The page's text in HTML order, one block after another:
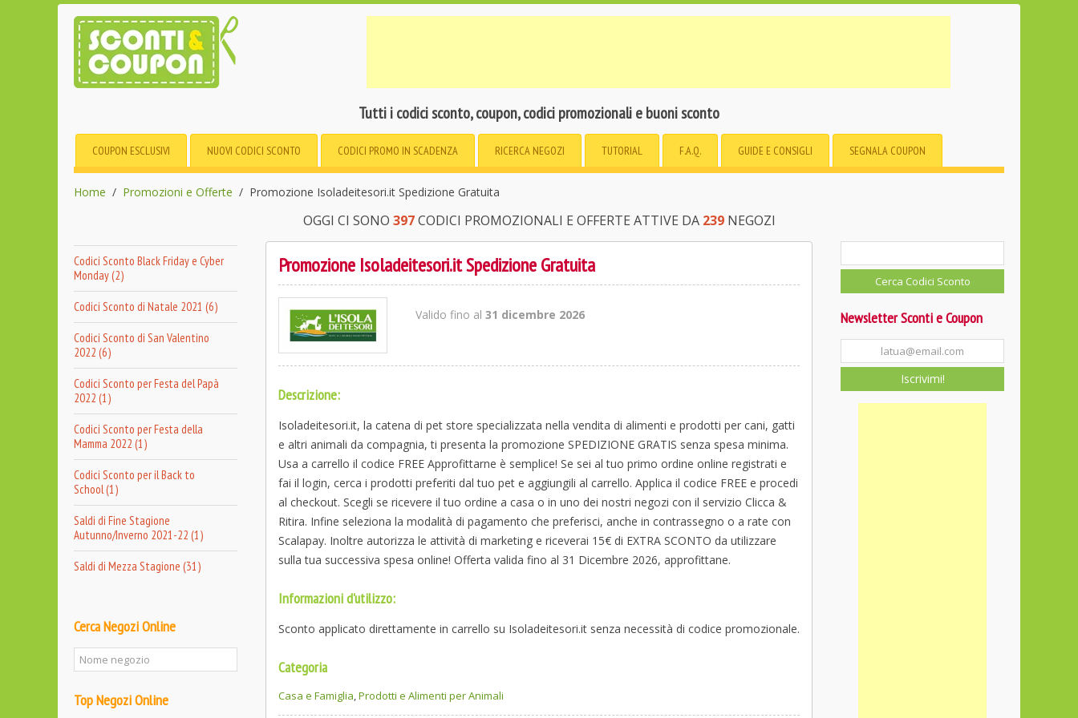
Tutti i codici sconto, coupon, codici promozionali e buoni sconto
COUPON ESCLUSIVI NUOVI CODICI SCONTO CODICI PROMO IN SCADENZA RICERCA NEGOZI TUTORIAL F.A.Q. GUIDE E CONSIGLI SEGNALA COUPON
Home Promozioni e Offerte Promozione Isoladeitesori.it Spedizione Gratuita
OGGI CI SONO 397CODICI PROMOZIONALI E OFFERTE ATTIVE DA 239NEGOZI
Codici Sconto Black Friday e Cyber
Monday (2)
Codici Sconto di Natale 2021 (6)
Codici Sconto di San Valentino
2022 (6)
Codici Sconto per Festa del Papà
2022 (1)
Codici Sconto per Festa della
Mamma 2022 (1)
Codici Sconto per il Back to
School (1)
Saldi di Fine Stagione
Autunno/Inverno 2021-22 (1)
Saldi di Mezza Stagione (31)
Cerca Negozi Online
Top Negozi Online
Promozione Isoladeitesori.it Spedizione Gratuita
Valido fino al31 dicembre 2026
Descrizione:
Isoladeitesori.it, la catena di pet store specializzata nella vendita di alimenti e prodotti per cani, gatti
e altri animali da compagnia, ti presenta la promozione SPEDIZIONE GRATIS senza spesa minima.
Usa a carrello il codice FREE Approfittarne è semplice! Se sei al tuo primo ordine online registrati e
fai il login, cerca i prodotti preferiti dal tuo pet e aggiungili al carrello. Applica il codice FREE e procedi
al checkout. Scegli se ricevere il tuo ordine a casa o in uno dei nostri negozi con il servizio Clicca &
Ritira. Infine seleziona la modalità di pagamento che preferisci, anche in contrassegno o a rate con
Scalapay. Inoltre autorizza le attività di marketing e riceverai 15€ di EXTRA SCONTO da utilizzare
sulla tua successiva spesa online! Offerta valida fino al 31 Dicembre 2026, approfittane.
Informazioni d'utilizzo:
Sconto applicato direttamente in carrello su Isoladeitesori.it senza necessità di codice promozionale.
Categoria
Casa e Famiglia,Prodotti e Alimenti per Animali
Newsletter Sconti e Coupon
Iscrivimi!